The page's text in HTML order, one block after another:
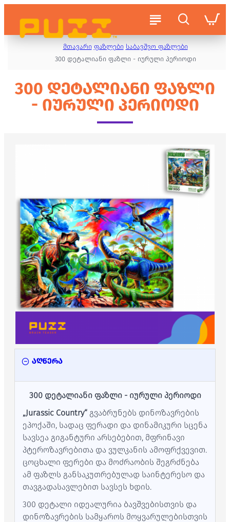
მთავარი ფაზლები საბავშვო ფაზლები
300 დეტალიანი ფაზლი - იურული პერიოდი
300 ᲓᲔᲢᲐᲚᲘᲐᲜᲘ ᲤᲐᲖᲚᲘ
- ᲘᲣᲠᲣᲚᲘ ᲞᲔᲠᲘᲝᲓᲘ
აღწერა
300 დეტალიანი ფაზლი - იურული პერიოდი
„Jurassic Country“ გვაბრუნებს დინოზავრების
ეპოქაში, სადაც ფერადი და დინამიკური სცენა
სავსეა გიგანტური არსებებით, მფრინავი
პტეროზავრებითა და ვულკანის ამოფრქვევით.
ცოცხალი ფერები და მოძრაობის შეგრძნება
ამ ფაზლს განსაკუთრებულად საინტერესო და
თავგადასავლებით სავსეს ხდის.
300 დეტალი იდეალურია ბავშვებისთვის და
დინოზავრების სამყაროს მოყვარულებისთვის